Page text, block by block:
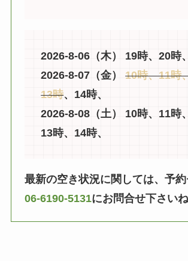
2026-8-06（木） 19時、20時
2026-8-07（金）10時、11時
13時、14時、
2026-8-08（土） 10時、11時
13時、14時、
最新の空き状況に関しては、予
06-6190-5131にお問合せ下さいね